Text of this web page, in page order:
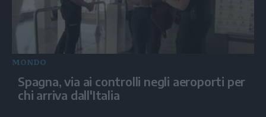
MONDO
Spagna, via ai controlli negli aeroporti per
chi arriva dall'Italia